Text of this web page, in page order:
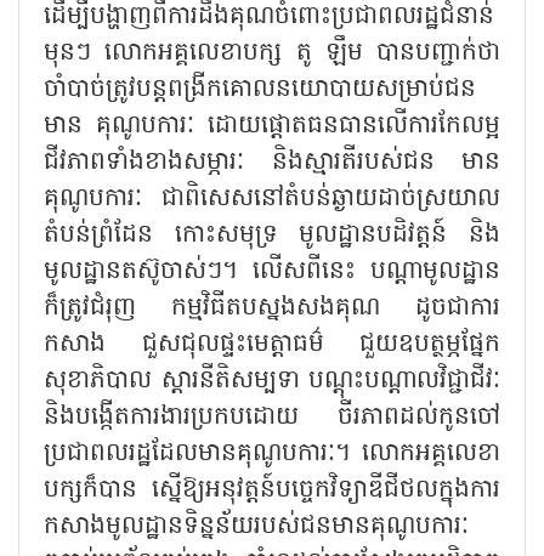
ដើម្បីបង្ហាញពីការដឹងគុណចំពោះប្រជាពលរដ្ឋជំនាន់
មុនៗ លោកអគ្គលេខាបក្ស តូ ឡឹម បានបញ្ជាក់ថា
ចាំបាច់ត្រូវបន្តពង្រីកគោលនយោបាយសម្រាប់ជន
មាន គុណូបការៈ ដោយផ្តោតធនធានលើការកែលម្អ
ជីវភាពទាំងខាងសម្ភារៈ និងស្មារតីរបស់ជន មាន
គុណូបការៈ ជាពិសេសនៅតំបន់ឆ្ងាយដាច់ស្រយាល
តំបន់ព្រំដែន កោះសមុទ្រ មូលដ្ឋានបដិវត្តន៍ និង
មូលដ្ឋានតស៊ូចាស់ៗ។ លើសពីនេះ បណ្ដាមូលដ្ឋាន
ក៏ត្រូវជំរុញ កម្មវិធីតបស្នងសងគុណ ដូចជាការ
កសាង ជួសជុលផ្ទះមេត្តាធម៌ ជួយឧបត្ថម្ភផ្នែក
សុខាភិបាល ស្តារនីតិសម្បទា បណ្តុះបណ្តាលវិជ្ជាជីវៈ
និងបង្កើតការងារប្រកបដោយ ចីរភាពដល់កូនចៅ
ប្រជាពលរដ្ឋដែលមានគុណូបការៈ។ លោកអគ្គលេខា
បក្សក៏បាន ស្នើឱ្យអនុវត្តន៍បច្ចេកវិទ្យាឌីជីថលក្នុងការ
កសាងមូលដ្ឋានទិន្នន័យរបស់ជនមានគុណូបការៈ